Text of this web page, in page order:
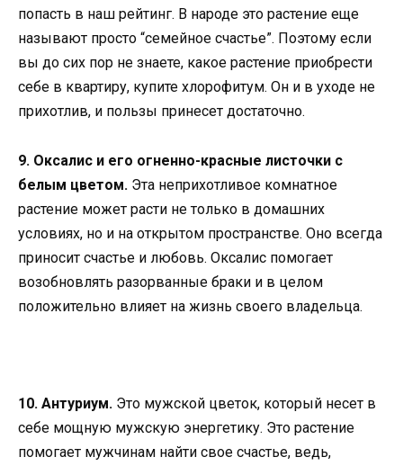
попасть в наш рейтинг. В народе это растение еще
называют просто “семейное счастье”. Поэтому если
вы до сих пор не знаете, какое растение приобрести
себе в квартиру, купите хлорофитум. Он и в уходе не
прихотлив, и пользы принесет достаточно.
9. Оксалис и его огненно-красные листочки с
белым цветом. Эта неприхотливое комнатное
растение может расти не только в домашних
условиях, но и на открытом пространстве. Оно всегда
приносит счастье и любовь. Оксалис помогает
возобновлять разорванные браки и в целом
положительно влияет на жизнь своего владельца.
10. Антуриум. Это мужской цветок, который несет в
себе мощную мужскую энергетику. Это растение
помогает мужчинам найти свое счастье, ведь,